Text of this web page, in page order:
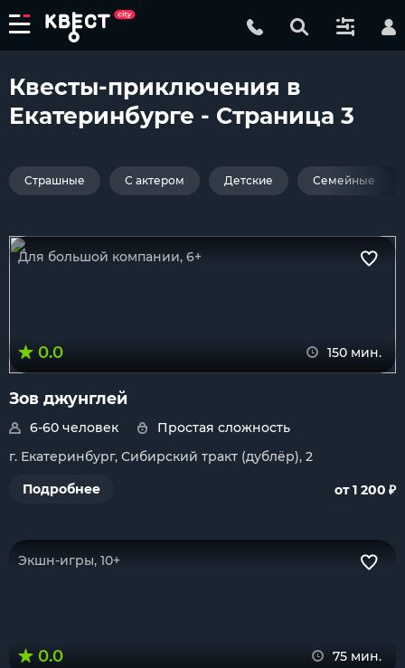
Квесты-приключения в
Екатеринбурге - Страница 3
Страшные С актером Детские Семейные
Для большой компании, 6+
0.0 150 мин.
Зов джунглей
6-60 человек
Простая сложность
г. Екатеринбург, Сибирский тракт (дублёр), 2
Подробнее
от 1 200 ₽
Экшн-игры, 10+
0.0 75 мин.